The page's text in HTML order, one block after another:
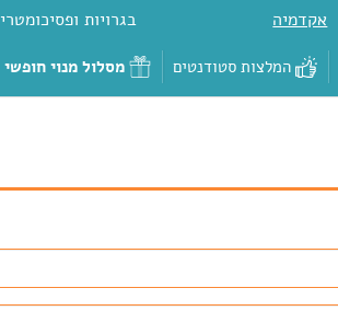
אקדמיה בגרויות ופסיכומטרי
המלצות סטודנטים מסלול מנוי חופשי